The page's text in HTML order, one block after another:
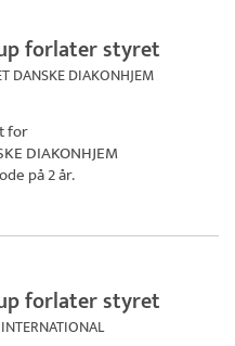
forlater styret
DANSKE DIAKONHJEM
for
DIAKONHJEM
på 2 år.
forlater styret